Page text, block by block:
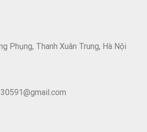
Phụng, Thanh Xuân Trung, Hà Nội